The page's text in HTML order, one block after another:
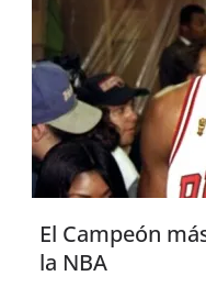
El Campeón
la NBA